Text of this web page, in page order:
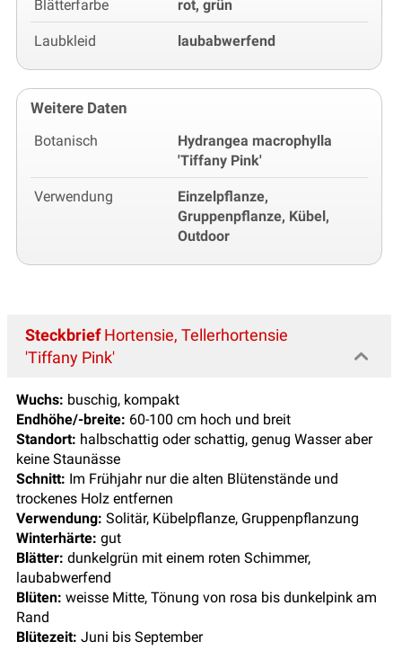
Blätterfarbe rot, grün
Laubkleid laubabwerfend
Weitere Daten
Botanisch
Hydrangea macrophylla
'Tiffany Pink'
Verwendung
Einzelpflanze,
Gruppenpflanze, Kübel,
Outdoor
SteckbriefHortensie, Tellerhortensie
'Tiffany Pink'
Wuchs: buschig, kompakt
Endhöhe/-breite: 60-100 cm hoch und breit
Standort: halbschattig oder schattig, genug Wasser aber
keine Staunässe
Schnitt: Im Frühjahr nur die alten Blütenstände und
trockenes Holz entfernen
Verwendung: Solitär, Kübelpflanze, Gruppenpflanzung
Winterhärte: gut
Blätter: dunkelgrün mit einem roten Schimmer,
laubabwerfend
Blüten: weisse Mitte, Tönung von rosa bis dunkelpink am
Rand
Blütezeit: Juni bis September